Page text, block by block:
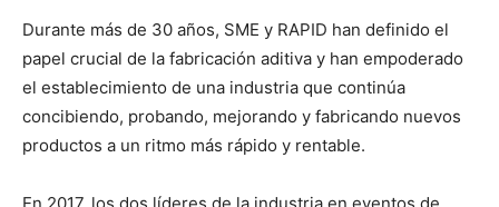
Durante más de 30 años, SME y RAPID han definido el
papel crucial de la fabricación aditiva y han empoderado
el establecimiento de una industria que continúa
concibiendo, probando, mejorando y fabricando nuevos
productos a un ritmo más rápido y rentable.